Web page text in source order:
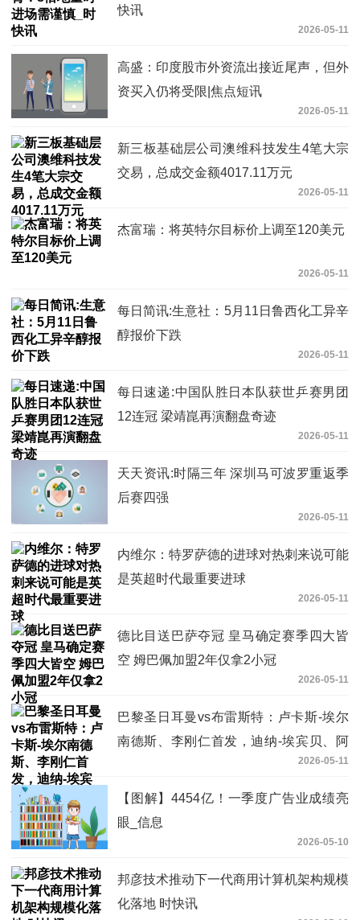
快讯
2026-05-11
高盛：印度股市外资流出接近尾声，但外
资买入仍将受限|焦点短讯
2026-05-11
新三板基础层公司澳维科技发生4笔大宗
交易，总成交金额4017.11万元
2026-05-11
杰富瑞：将英特尔目标价上调至120美元
2026-05-11
每日简讯:生意社：5月11日鲁西化工异辛
醇报价下跌
2026-05-11
每日速递:中国队胜日本队获世乒赛男团
12连冠 梁靖崑再演翻盘奇迹
2026-05-11
天天资讯:时隔三年 深圳马可波罗重返季
后赛四强
2026-05-11
内维尔：特罗萨德的进球对热刺来说可能
是英超时代最重要进球
2026-05-11
德比目送巴萨夺冠 皇马确定赛季四大皆
空 姆巴佩加盟2年仅拿2小冠
2026-05-11
巴黎圣日耳曼vs布雷斯特：卢卡斯-埃尔
南德斯、李刚仁首发，迪纳-埃宾贝、阿
2026-05-11
【图解】4454亿！一季度广告业成绩亮
眼_信息
2026-05-10
邦彦技术推动下一代商用计算机架构规模
化落地 时快讯